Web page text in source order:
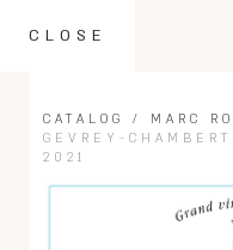
CLOSE
CATALOG / MARC
GEVREY-
2021